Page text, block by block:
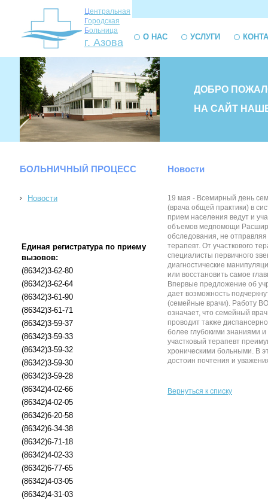
Центральная
Городская
Больница
г. Азова О НАС УСЛУГИ
ДОБРО
НА САЙТ
БОЛЬНИЧНЫЙ ПРОЦЕСС
Новости
Единая регистратура по приему
вызовов:
(86342)3-62-80
(86342)3-62-64
(86342)3-61-90
(86342)3-61-71
(86342)3-59-37
(86342)3-59-33
(86342)3-59-32
(86342)3-59-30
(86342)3-59-28
(86342)4-02-66
(86342)4-02-05
(86342)6-20-58
(86342)6-34-38
(86342)6-71-18
(86342)4-02-33
(86342)6-77-65
(86342)4-03-05
(86342)4-31-03
Новости
19 мая - Всемирный день
(врача общей практики) в
прием населения ведут и
объемов медпомощи
обследования, не
терапевт. От участкового
специалисты первичного
диагностические
или восстановить самое
Впервые предложение об
дает возможность
(семейные врачи). Работу
означает, что семейный
проводит также
более глубокими знаниями
участковый терапевт
хроническими больными. В
достоин почтения и
Вернуться к списку